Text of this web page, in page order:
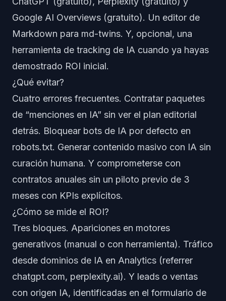
Google AI Overviews (gratuito). Un editor de
Markdown para md-twins. Y, opcional, una
herramienta de tracking de IA cuando ya hayas
demostrado ROI inicial.
¿Qué evitar?
Cuatro errores frecuentes. Contratar paquetes
de “menciones en IA” sin ver el plan editorial
detrás. Bloquear bots de IA por defecto en
robots.txt. Generar contenido masivo con IA sin
curación humana. Y comprometerse con
contratos anuales sin un piloto previo de 3
meses con KPIs explícitos.
¿Cómo se mide el ROI?
Tres bloques. Apariciones en motores
generativos (manual o con herramienta). Tráfico
desde dominios de IA en Analytics (referrer
chatgpt.com, perplexity.ai). Y leads o ventas
con origen IA, identificadas en el formulario de